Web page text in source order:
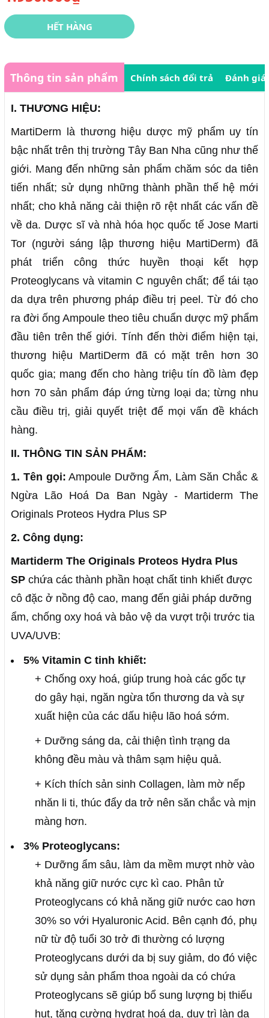
HẾT HÀNG
Thông tin sản phẩm Chính sách đổi trả Đánh giá
I. THƯƠNG HIỆU:
MartiDerm là thương hiệu dược mỹ phẩm uy tín
bậc nhất trên thị trường Tây Ban Nha cũng như thế
giới. Mang đến những sản phẩm chăm sóc da tiên
tiến nhất; sử dụng những thành phần thế hệ mới
nhất; cho khả năng cải thiện rõ rệt nhất các vấn đề
về da. Dược sĩ và nhà hóa học quốc tế Jose Marti
Tor (người sáng lập thương hiệu MartiDerm) đã
phát triển công thức huyền thoại kết hợp
Proteoglycans và vitamin C nguyên chất; để tái tạo
da dựa trên phương pháp điều trị peel. Từ đó cho
ra đời ống Ampoule theo tiêu chuẩn dược mỹ phẩm
đầu tiên trên thế giới. Tính đến thời điểm hiện tại,
thương hiệu MartiDerm đã có mặt trên hơn 30
quốc gia; mang đến cho hàng triệu tín đồ làm đẹp
hơn 70 sản phẩm đáp ứng từng loại da; từng nhu
cầu điều trị, giải quyết triệt để mọi vấn đề khách
hàng.
II. THÔNG TIN SẢN PHẨM:
1. Tên gọi: Ampoule Dưỡng Ẩm, Làm Săn Chắc &
Ngừa Lão Hoá Da Ban Ngày - Martiderm The
Originals Proteos Hydra Plus SP
2. Công dụng:
Martiderm The Originals Proteos Hydra Plus
SP chứa các thành phần hoạt chất tinh khiết được
cô đặc ở nồng độ cao, mang đến giải pháp dưỡng
ẩm, chống oxy hoá và bảo vệ da vượt trội trước tia
UVA/UVB:
5% Vitamin C tinh khiết:
+ Chống oxy hoá, giúp trung hoà các gốc tự
do gây hại, ngăn ngừa tổn thương da và sự
xuất hiện của các dấu hiệu lão hoá sớm.
+ Dưỡng sáng da, cải thiện tình trạng da
không đều màu và thâm sạm hiệu quả.
+ Kích thích sản sinh Collagen, làm mờ nếp
nhăn li ti, thúc đẩy da trở nên săn chắc và mịn
màng hơn.
3% Proteoglycans:
+ Dưỡng ẩm sâu, làm da mềm mượt nhờ vào
khả năng giữ nước cực kì cao. Phân tử
Proteoglycans có khả năng giữ nước cao hơn
30% so với Hyaluronic Acid. Bên cạnh đó, phụ
nữ từ độ tuổi 30 trở đi thường có lượng
Proteoglycans dưới da bị suy giảm, do đó việc
sử dụng sản phẩm thoa ngoài da có chứa
Proteoglycans sẽ giúp bổ sung lượng bị thiếu
hụt, tăng cường hydrat hoá da, duy trì làn da